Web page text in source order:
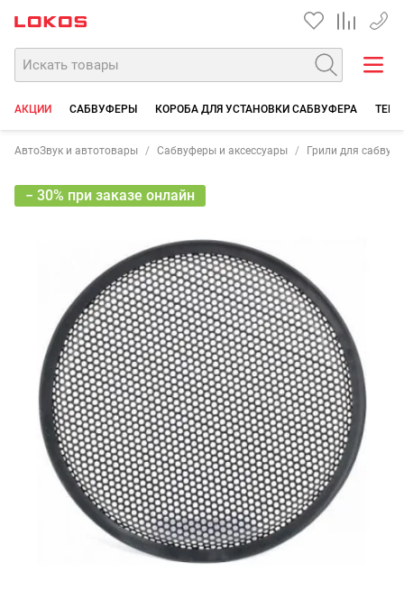
+7
АКЦИИ САБВУФЕРЫ КОРОБА ДЛЯ УСТАНОВКИ САБВУФЕРА
АвтоЗвук и автотовары Сабвуферы и аксессуары Грили для
− 30% при заказе онлайн